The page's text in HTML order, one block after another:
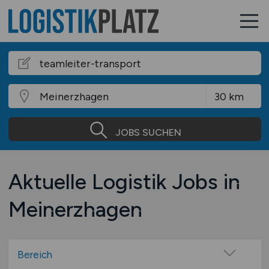
JOBS SUCHEN
Aktuelle Logistik Jobs in
Meinerzhagen
Bereich